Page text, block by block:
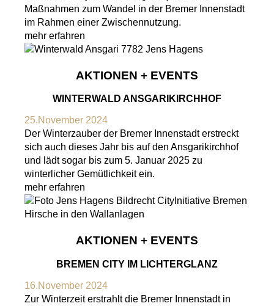
Maßnahmen zum Wandel in der Bremer Innenstadt
im Rahmen einer Zwischennutzung.
mehr erfahren
AKTIONEN + EVENTS
WINTERWALD ANSGARIKIRCHHOF
25.November 2024
Der Winterzauber der Bremer Innenstadt erstreckt
sich auch dieses Jahr bis auf den Ansgarikirchhof
und lädt sogar bis zum 5. Januar 2025 zu
winterlicher Gemütlichkeit ein.
mehr erfahren
AKTIONEN + EVENTS
BREMEN CITY IM LICHTERGLANZ
16.November 2024
Zur Winterzeit erstrahlt die Bremer Innenstadt in